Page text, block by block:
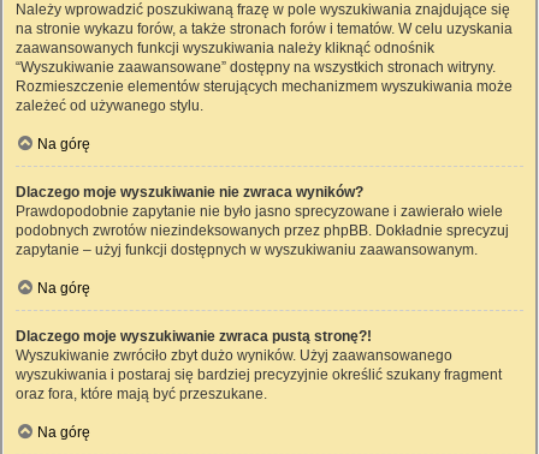
Należy wprowadzić poszukiwaną frazę w pole wyszukiwania znajdujące się
na stronie wykazu forów, a także stronach forów i tematów. W celu uzyskania
zaawansowanych funkcji wyszukiwania należy kliknąć odnośnik
“Wyszukiwanie zaawansowane” dostępny na wszystkich stronach witryny.
Rozmieszczenie elementów sterujących mechanizmem wyszukiwania może
zależeć od używanego stylu.
Na górę
Dlaczego moje wyszukiwanie nie zwraca wyników?
Prawdopodobnie zapytanie nie było jasno sprecyzowane i zawierało wiele
podobnych zwrotów niezindeksowanych przez phpBB. Dokładnie sprecyzuj
zapytanie – użyj funkcji dostępnych w wyszukiwaniu zaawansowanym.
Na górę
Dlaczego moje wyszukiwanie zwraca pustą stronę?!
Wyszukiwanie zwróciło zbyt dużo wyników. Użyj zaawansowanego
wyszukiwania i postaraj się bardziej precyzyjnie określić szukany fragment
oraz fora, które mają być przeszukane.
Na górę